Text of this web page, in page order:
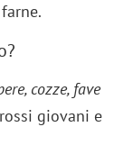
cozze, fave
giovani e